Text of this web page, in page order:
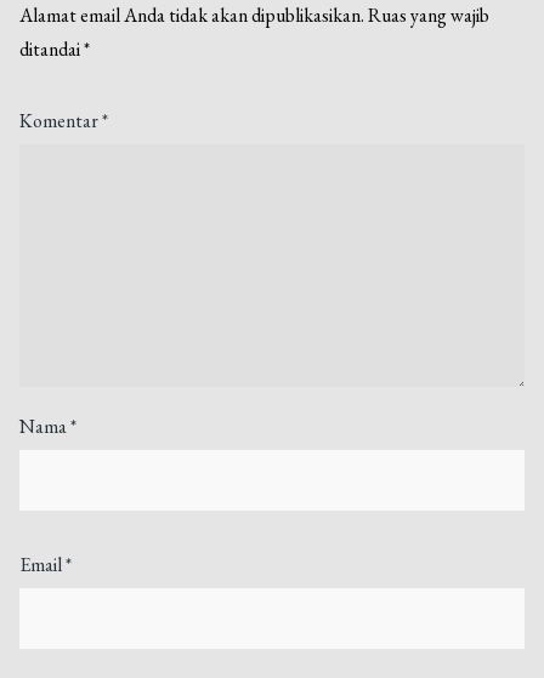
Alamat email Anda tidak akan dipublikasikan. Ruas yang wajib
ditandai*
Komentar*
Nama*
Email*